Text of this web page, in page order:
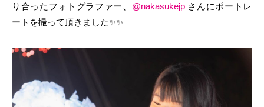
り合ったフォトグラファー、 @nakasukejpさんにポートレ
ートを撮って頂きました✨✨